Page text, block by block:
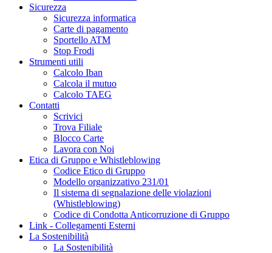
Sicurezza
Sicurezza informatica
Carte di pagamento
Sportello ATM
Stop Frodi
Strumenti utili
Calcolo Iban
Calcola il mutuo
Calcolo TAEG
Contatti
Scrivici
Trova Filiale
Blocco Carte
Lavora con Noi
Etica di Gruppo e Whistleblowing
Codice Etico di Gruppo
Modello organizzativo 231/01
Il sistema di segnalazione delle violazioni
(Whistleblowing)
Codice di Condotta Anticorruzione di Gruppo
Link - Collegamenti Esterni
La Sostenibilità
La Sostenibilità